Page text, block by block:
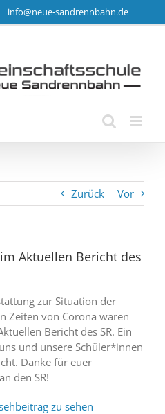
| info@neue-sandrennbahn.de
Zurück Vor
Aktuellen Bericht des
zur Situation der
Zeiten von Corona waren
Bericht des SR. Ein
und unsere Schüler*innen
Danke für euer
den SR!
zu sehen